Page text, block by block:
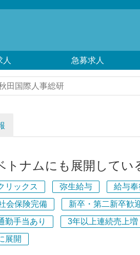
人 急募求人
田国際人事総研
トナムにも展開してい
リックス 弥生給与 給与奉
会保険完備 新卒・第二新卒歓
勤手当あり 3年以上連続売上増
展開